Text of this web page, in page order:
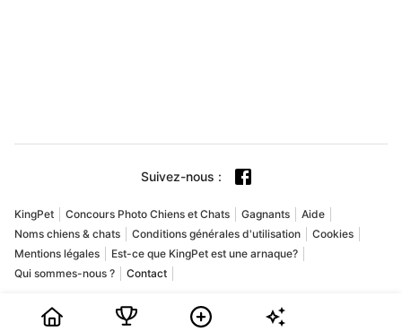
Suivez-nous :
KingPet Concours Photo Chiens et Chats Gagnants
Aide
Noms chiens & chats
Conditions générales d'utilisation
Cookies
Mentions légales
Est-ce que KingPet est une arnaque?
Qui sommes-nous ?
Contact
KingPet est un concours photo animaux en ligne dédié aux